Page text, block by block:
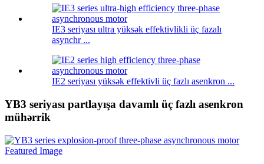
IE3 seriyası ultra yüksək effektivlikli üç fazalı
asynchr ...
IE2 seriyası yüksək effektivli üç fazlı asenkron ...
YB3 seriyası partlayışa davamlı üç fazlı asenkron
mühərrik